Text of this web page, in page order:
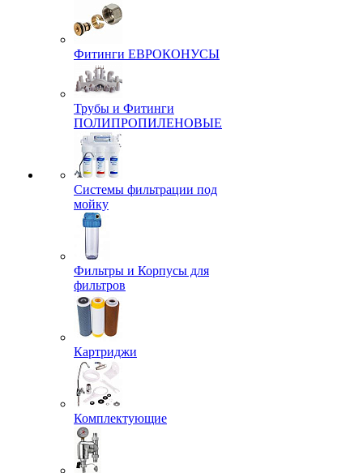
Фитинги ЕВРОКОНУСЫ
Трубы и Фитинги
ПОЛИПРОПИЛЕНОВЫЕ
Системы фильтрации под
мойку
Фильтры и Корпусы для
фильтров
Картриджи
Комплектующие